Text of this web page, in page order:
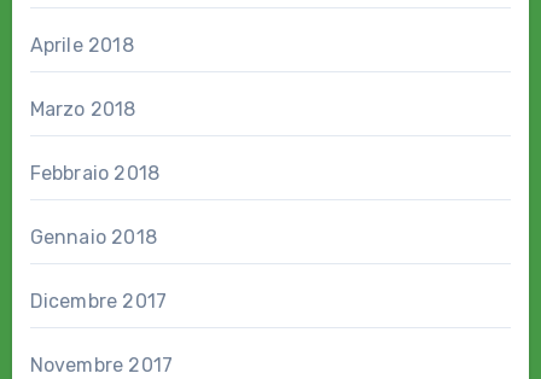
Aprile 2018
Marzo 2018
Febbraio 2018
Gennaio 2018
Dicembre 2017
Novembre 2017